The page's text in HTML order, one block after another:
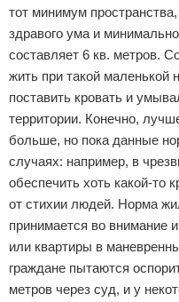
тот минимум
здравого ума и
составляет 6 кв. метров.
жить при такой маленькой
поставить кровать и
территории. Конечно,
больше, но пока данные
случаях: например, в
обеспечить хоть какой-то
от стихии людей. Норма
принимается во внимание
или квартиры в
граждане пытаются
метров через суд, и у